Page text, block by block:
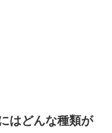
はどんな種類が